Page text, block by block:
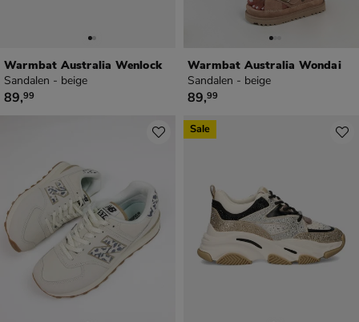
Warmbat Australia Wenlock
Sandalen - beige
€ 89,99
89,99
Warmbat Australia Wondai
Sandalen - beige
€ 89,99
89,99
Sale